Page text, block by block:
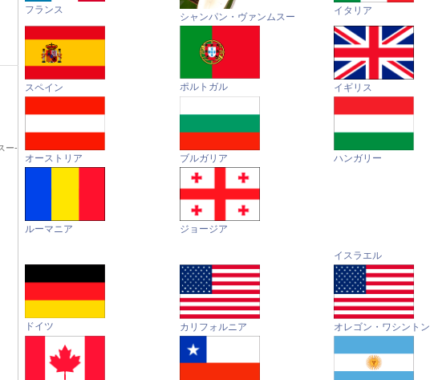
ー-
フランス
シャンパン・ヴァンムスー
イタリア
スペイン ポルトガル イギリス
オーストリア ブルガリア ハンガリー
ルーマニア ジョージア
イスラエル
ドイツ カリフォルニア オレゴン・ワシントン